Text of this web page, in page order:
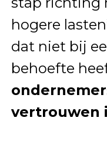
hogere
dat niet bij
behoefte
vertrouwen